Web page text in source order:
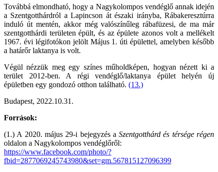
Továbbá elmondható, hogy a Nagykolompos vendéglő annak idején
a Szentgotthárdról a Lapincson át északi irányba, Rábakeresztúrra
induló út mentén, akkor még valószínűleg rábafüzesi, de ma már
szentgotthárdi területen épült, és az épülete azonos volt a mellékelt
1967. évi légifotókon jelölt Május 1. úti épülettel, amelyben később
a határőr laktanya is volt.
Végül nézzük meg egy színes műholdképen, hogyan nézett ki a
terület 2012-ben. A régi vendéglő/laktanya épület helyén új
épületben egy gondozó otthon található. (13.)
Budapest, 2022.10.31.
Források:
(1.) A 2020. május 29-i bejegyzés aSzentgotthárd és térsége régen
oldalon a Nagykolompos vendéglőről:
https://www.facebook.com/photo/?
fbid=2877069245743980&set=gm.567815127096399